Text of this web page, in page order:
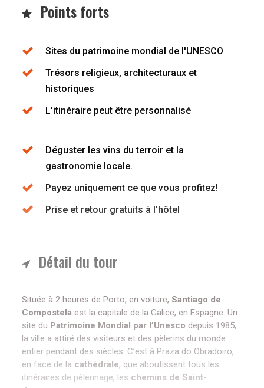
Points forts
Sites du patrimoine mondial de l'UNESCO
Trésors religieux, architecturaux et
historiques
L'itinéraire peut être personnalisé
Déguster les vins du terroir et la
gastronomie locale.
Payez uniquement ce que vous profitez!
Prise et retour gratuits à l'hôtel
Détail du tour
Située à 2 heures de Porto, en voiture, Santiago de
Compostela est la capitale de la Galice, en Espagne. Un
site du Patrimoine Mondial par l’Unesco depuis 1985,
la ville a attiré des visiteurs et des pèlerins du monde
entier pendant des siècles. C’est à Praza do Obradoiro,
en face de la cathédrale, que aboutissent tous les
itinéraires de pèlerinage, les chemins de Saint-